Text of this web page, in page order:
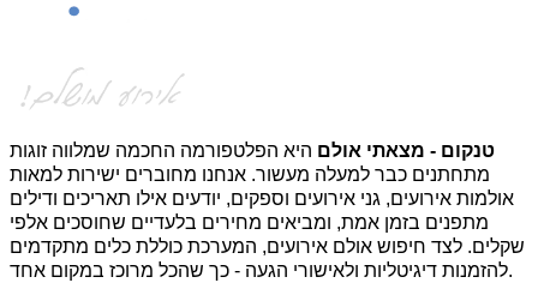
טנקום - מצאתי אולם היא הפלטפורמה החכמה שמלווה זוגות
מתחתנים כבר למעלה מעשור. אנחנו מחוברים ישירות למאות
אולמות אירועים, גני אירועים וספקים, יודעים אילו תאריכים ודילים
מתפנים בזמן אמת, ומביאים מחירים בלעדיים שחוסכים אלפי
שקלים. לצד חיפוש אולם אירועים, המערכת כוללת כלים מתקדמים
להזמנות דיגיטליות ולאישורי הגעה - כך שהכל מרוכז במקום אחד.